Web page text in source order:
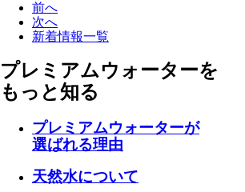
前へ
次へ
新着情報一覧
プレミアムウォーターを
もっと知る
プレミアムウォーターが
選ばれる理由
天然水について